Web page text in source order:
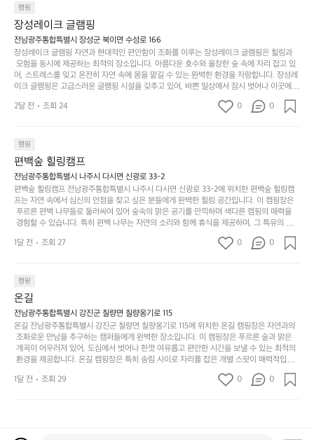
을
가
려
보
세
요.
튼
을
조
용
히
o
l
a
t
는
크
기,
무
게,
이
의
아
주
미
가
존
재
합
니
다.
웃
도
어
의
경
럽
게
이
어
주
E
M
O
U
N
T
이
라
고
해
야
하
리
를
잡
았
는
하
고
경
치
도
으며 깊은 숙면을 취할 수 있는 기회를 제공합니다.  이곳은 자연과의 완벽한 조화를 이루며,
다채로운 야외 활동을 제공합니다. 특히 어린이들은 안전하게 놀 수 있는 놀이시설이 마련
되어 있어 부모님들과 함께 즐거운 시간을 보낼 수 있습니다. 주변의 다양한 관광지와 먹거
리를 탐험하는 재미도 포레스트 창평의 매력 중 하나입니다.  또한, 캠핑장을 방문한 후 지속
적으로 재방문하는 이들이 많아 인기가 날로 상승하고 있습니다. 포레스트 창평은 단순한 캠
핑 그 이상을 제공하며, 자연을 사랑하는 모든 이들에게 꼭 한번 경험해봐야 할 장소로 자리
잡았습니다.  인기 정도: ★★★★★
캠핑
장성레이크 글램핑
전남광주통합특별시 장성군 북이면 수성로 166
장성레이크 글램핑 자연과 현대적인 편안함이 조화를 이루는 장성레이크 글램핑은 힐링과
모험을 동시에 제공하는 최적의 장소입니다. 아름다운 호수와 울창한 숲 속에 자리 잡고 있
어, 스트레스를 잊고 온전히 자연 속에 몸을 맡길 수 있는 완벽한 환경을 자랑합니다. 장성레
이크 글램핑은 고급스러운 글램핑 시설을 갖추고 있어, 바쁜 일상에서 잠시 벗어나 이곳에
오면 사치스러운 휴식이 가능해집니다. 독립된 텐트에서 제공되는 특별한 불멍 공간은 소중
한 사람과 함께 따뜻한 이야기를 나눌 수 있는 소중한 시간을 만들어 줍니다. 또한, 주변의 자
을 창출하는 시간이 될 것입니다. 특히 식사를 좋아하는 분들에게는 매주 특별한 바비큐 파
티와 지역에서 나는 신선한 재료로 만든 다양한 요리를 제공하여 미각을 만족시켜 줍니다.
장성레이크 글램핑은 그 아름다운 경관과 최고 품질의 시설 덕분에 최근 몇 년 사이에 특히
주목받고 있는 캠핑장 중 하나입니다. 주말이면 방문객이 가득해 예약이 빠르게 차는 만큼
미리 일정을 계획하시는 것이 좋습니다. 나만의 프라이빗한 공간에서 가족 및 사랑하는 사
람들과 함께하세요. 당신의 대자연 속 힐링을 기다리는 장성레이크 글램핑은 언젠가 반드시
방문해봐야 할 명소로 자리매김하였습니다. 인기 정도: ★★★★★
2달 전 조회 24 0 0
캠핑
편백숲 힐링캠프
전남광주통합특별시 나주시 다시면 신광로 33-2
편백숲 힐링캠프 전남광주통합특별시 나주시 다시면 신광로 33-2에 위치한 편백숲 힐링캠
프는 자연 속에서 심신의 안정을 찾고 싶은 분들에게 완벽한 힐링 공간입니다. 이 캠핑장은
푸르른 편백 나무들로 둘러싸여 있어 숲속의 맑은 공기를 만끽하며 색다른 캠핑의 매력을
경험할 수 있습니다. 특히 편백 나무는 자연의 소리와 함께 휴식을 제공하며, 그 특유의 아로
마향이 심리적 안정감을 가져다줍니다. 이곳에서 아침 햇살을 맞으며 조용한 숲속에서의 커
피 한 잔은 그 어떤 도시의 카페에서 느끼기 힘든 특별함을 선사합니다. 편백숲 힐링캠프는
즐길 수 있는 기회도 많은데, 자전거를 타거나 숲속을 거닐며 다양한 생태계를 체험해보는
것도 일상의 스트레스를 잊게 해줍니다. 또한, 캠프파이어를 즐기며 별빛 아래서 시간을 보
내는 것은 일상에서 벗어나 새로운 여유를 찾는 방법입니다. 운영자는 항상 방문객의 편안함
과 안전을 최우선으로 생각하고 있으며, 깨끗하고 잘 관리된 시설을 자랑합니다. 가족들이
함께하는 모닥불 구이 파티나 친구들과의 캠핑 퀴즈도 놓칠 수 없는 재미가 됩니다. 자연과
의 조화 속에서 힐링할 수 있는 편백숲 힐링캠프는 현대인의 바쁜 일상에서 벗어나 소중한
시간을 가지고 싶은 분들에게 특히 추천드립니다. 지금 바로 나주로 떠나 여유로움과 행복
이 가득한 캠핑을 경험해보세요! 인기 정도: ★★★★☆
1달 전 조회 27 0 0
캠핑
온길
전남광주통합특별시 강진군 칠량면 칠량옹기로 115
온길 전남광주통합특별시 강진군 칠량면 칠량옹기로 115에 위치한 온길 캠핑장은 자연과의
조화로운 만남을 추구하는 캠퍼들에게 완벽한 장소입니다. 이 캠핑장은 푸르른 숲과 맑은
계곡이 어우러져 있어, 도심에서 벗어나 한껏 여유롭고 편안한 시간을 보낼 수 있는 최적의
환경을 제공합니다. 온길 캠핑장은 특히 송림 사이로 자리를 잡은 개별 스팟이 매력적입니
다. 각 사이트마다 적당한 간격이 유지되어 있어 프라이빗한 캠핑을 선호하는 분들에게는 더
없이 좋은 선택이지요. 숲속에서의 고요한 밤, 별빛 아래서의 캠핑은 마치 동화 속에 들어온
1달 전 조회 29 0 0